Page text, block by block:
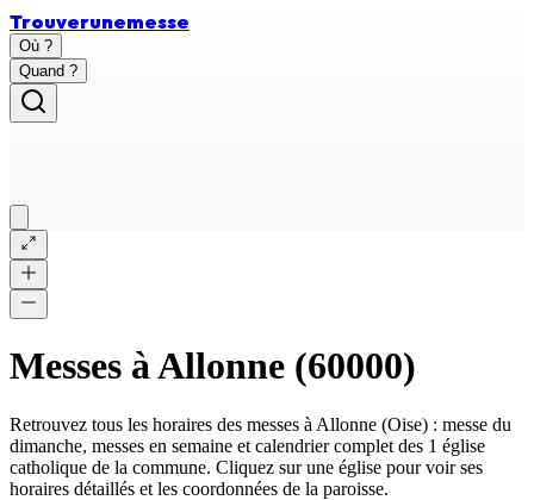
Trouverunemesse
Où ?
Quand ?
Messes àAllonne (60000)
Retrouvez tous les horaires des messes à Allonne (Oise) : messe du
dimanche, messes en semaine et calendrier complet des 1 église
catholique de la commune. Cliquez sur une église pour voir ses
horaires détaillés et les coordonnées de la paroisse.